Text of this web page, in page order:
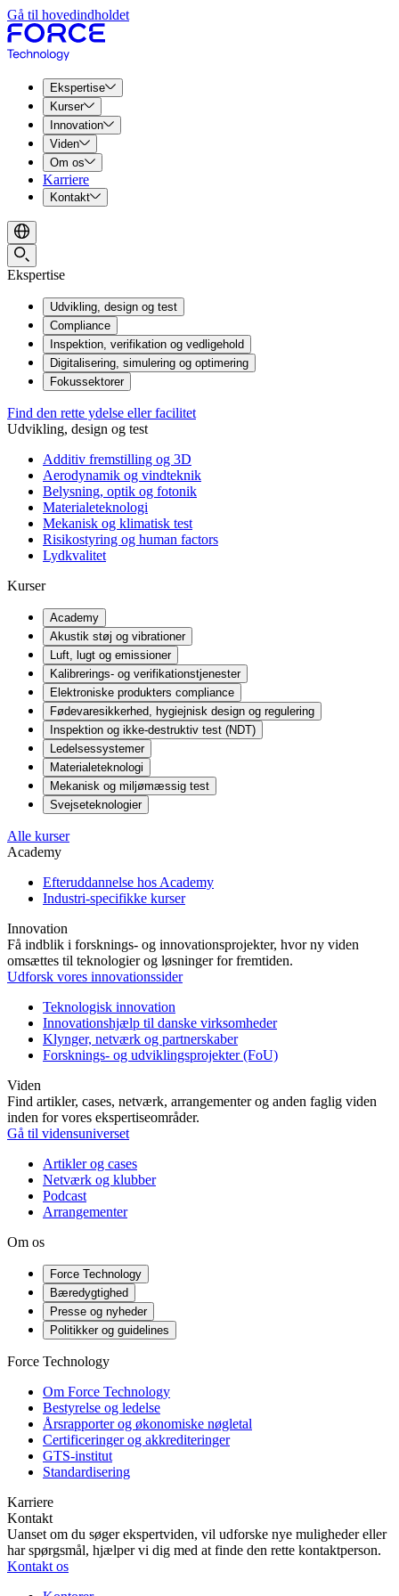
Gå til hovedindholdet
Ekspertise
Kurser
Innovation
Viden
Om os
Karriere
Kontakt
Ekspertise
Udvikling, design og test
Compliance
Inspektion, verifikation og vedligehold
Digitalisering, simulering og optimering
Fokussektorer
Find den rette ydelse eller facilitet
Udvikling, design og test
Additiv fremstilling og 3D
Aerodynamik og vindteknik
Belysning, optik og fotonik
Materialeteknologi
Mekanisk og klimatisk test
Risikostyring og human factors
Lydkvalitet
Kurser
Academy
Akustik støj og vibrationer
Luft, lugt og emissioner
Kalibrerings- og verifikationstjenester
Elektroniske produkters compliance
Fødevaresikkerhed, hygiejnisk design og regulering
Inspektion og ikke-destruktiv test (NDT)
Ledelsessystemer
Materialeteknologi
Mekanisk og miljømæssig test
Svejseteknologier
Alle kurser
Academy
Efteruddannelse hos Academy
Industri-specifikke kurser
Innovation
Få indblik i forsknings- og innovationsprojekter, hvor ny viden
omsættes til teknologier og løsninger for fremtiden.
Udforsk vores innovationssider
Teknologisk innovation
Innovationshjælp til danske virksomheder
Klynger, netværk og partnerskaber
Forsknings- og udviklingsprojekter (FoU)
Viden
Find artikler, cases, netværk, arrangementer og anden faglig viden
inden for vores ekspertiseområder.
Gå til vidensuniverset
Artikler og cases
Netværk og klubber
Podcast
Arrangementer
Om os
Force Technology
Bæredygtighed
Presse og nyheder
Politikker og guidelines
Force Technology
Om Force Technology
Bestyrelse og ledelse
Årsrapporter og økonomiske nøgletal
Certificeringer og akkrediteringer
GTS-institut
Standardisering
Karriere
Kontakt
Uanset om du søger ekspertviden, vil udforske nye muligheder eller
har spørgsmål, hjælper vi dig med at finde den rette kontaktperson.
Kontakt os